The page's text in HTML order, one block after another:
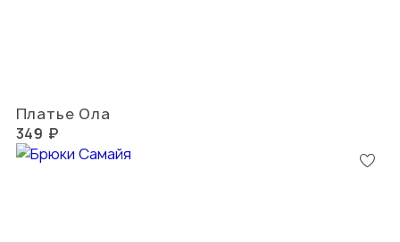
Платье Ола
349 ₽